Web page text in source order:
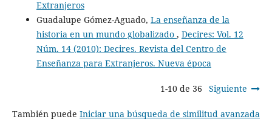
Extranjeros
Guadalupe Gómez-Aguado, La enseñanza de la
historia en un mundo globalizado , Decires: Vol. 12
Núm. 14 (2010): Decires. Revista del Centro de
Enseñanza para Extranjeros. Nueva época
1-10 de 36 Siguiente
También puede Iniciar una búsqueda de similitud avanzada